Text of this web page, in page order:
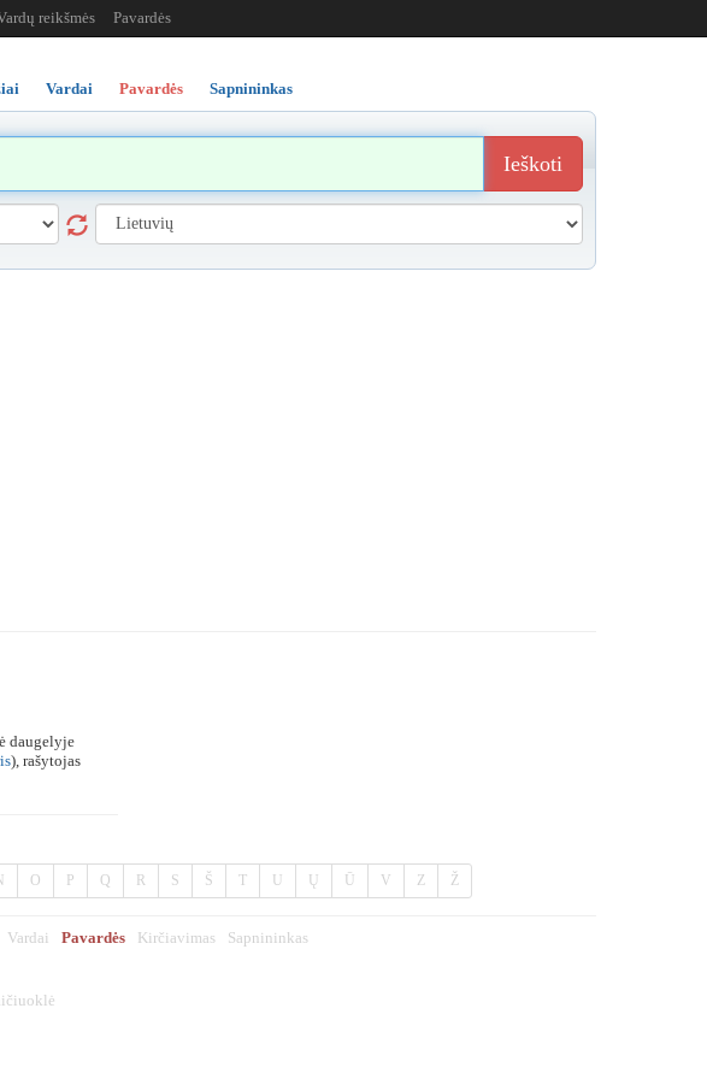
reikšmės Pavardės
Vardai Pavardės Sapnininkas
Ieškoti
daugelyje
), rašytojas
O P Q R S Š T U Ų Ū V Z Ž
Vardai Pavardės Kirčiavimas
Sapnininkas